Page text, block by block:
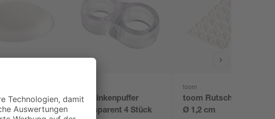
Ø 60 mm
Türklinkenpuffer
transparent 4 Stück
toom
toom Rutschstopper
Ø 1,2 cm